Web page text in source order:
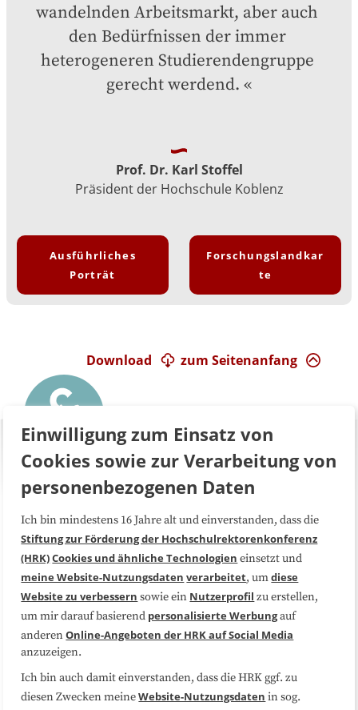
wandelnden Arbeitsmarkt, aber auch
den Bedürfnissen der immer
heterogeneren Studierendengruppe
gerecht werdend.
Prof. Dr. Karl Stoffel
Präsident der Hochschule Koblenz
Ausführliches
Porträt
Forschungslandkar
te
zum Seitenanfang
Download
Über uns FAQ
Medienarbeit Kooperationen
Datenschutzerklärung Impressum
Sitemap
Folgen Sie uns
Einwilligung zum Einsatz von
Cookies sowie zur Verarbeitung von
personenbezogenen Daten
Ich bin mindestens 16 Jahre alt und einverstanden, dass die
Stiftung zur Förderung der Hochschulrektorenkonferenz
(HRK)Cookies und ähnliche Technologien einsetzt und
meine Website-Nutzungsdaten verarbeitet, umdiese
Website zu verbessern sowie ein Nutzerprofil zu erstellen,
um mir darauf basierend personalisierte Werbungauf
anderenOnline-Angeboten der HRK auf Social Media
anzuzeigen.
Ich bin auch damit einverstanden, dass die HRK ggf. zu
diesen Zwecken meineWebsite-Nutzungsdaten in sog.